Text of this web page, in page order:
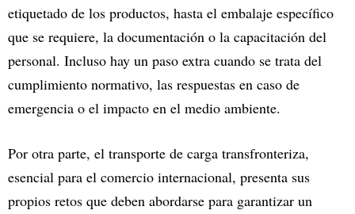
etiquetado de los productos, hasta el embalaje específico
que se requiere, la documentación o la capacitación del
personal. Incluso hay un paso extra cuando se trata del
cumplimiento normativo, las respuestas en caso de
emergencia o el impacto en el medio ambiente.
Por otra parte, el transporte de carga transfronteriza,
esencial para el comercio internacional, presenta sus
propios retos que deben abordarse para garantizar un